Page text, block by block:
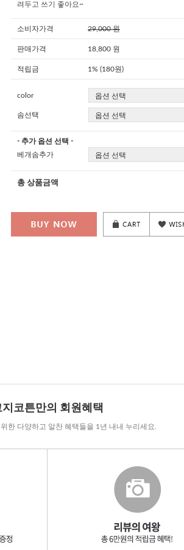
려두고 쓰기 좋아요~
소비자가격 29,000 원
판매가격 18,800 원
적립금 1% (180원)
color
솜선택
- 추가 옵션 선택 -
베개솜추가
총 상품금액
지코튼만의 회원혜택
한 다양하고 알찬 혜택들을 1년 내내 누리세요.